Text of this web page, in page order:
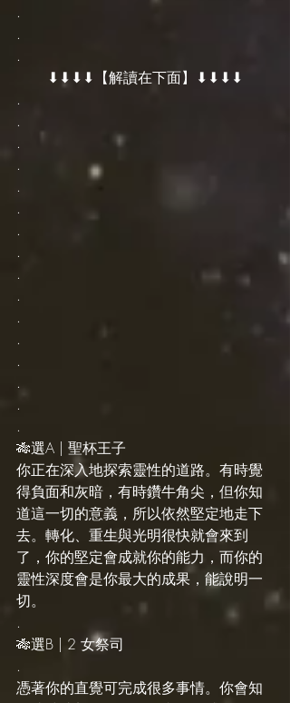
.
.
.
⬇⬇⬇⬇【解讀在下面】⬇⬇⬇⬇
.
.
.
.
.
.
.
.
.
.
.
.
.
.
.
.
🎋選A | 聖杯王子
你正在深入地探索靈性的道路。有時覺
得負面和灰暗，有時鑽牛角尖，但你知
道這一切的意義，所以依然堅定地走下
去。轉化、重生與光明很快就會來到
了，你的堅定會成就你的能力，而你的
靈性深度會是你最大的成果，能說明一
切。
.
🎋選B | 2 女祭司
.
憑著你的直覺可完成很多事情。你會知